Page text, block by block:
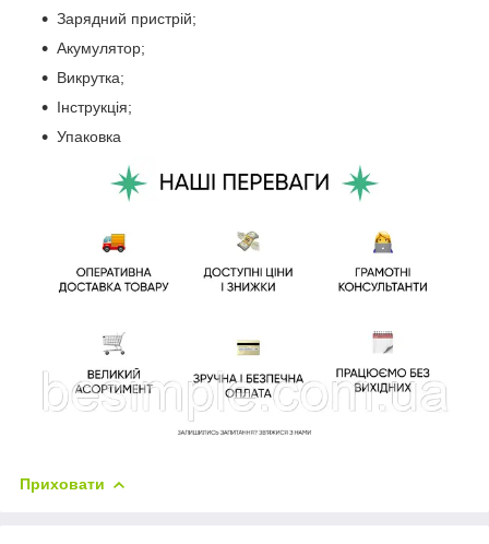
Зарядний пристрій;
Акумулятор;
Викрутка;
Інструкція;
Упаковка
Приховати